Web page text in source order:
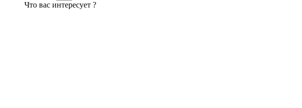
Что вас интересует ?